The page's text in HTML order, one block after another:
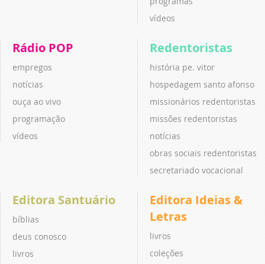
vídeos
Rádio POP
empregos
notícias
ouça ao vivo
programação
vídeos
Redentoristas
história pe. vitor
hospedagem santo afonso
missionários redentoristas
missões redentoristas
notícias
obras sociais redentoristas
secretariado vocacional
Editora Santuário
bíblias
deus conosco
livros
Editora Ideias &
Letras
livros
coleções